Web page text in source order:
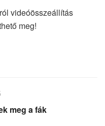
videóösszeállítás
meg!
meg a fák